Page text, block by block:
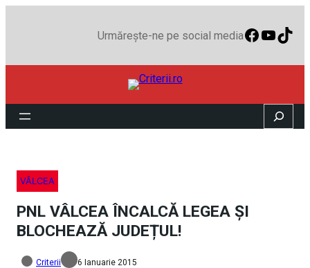
Urmărește-ne pe social media
Search
VÂLCEA
PNL VÂLCEA ÎNCALCĂ LEGEA ȘI
BLOCHEAZĂ JUDEȚUL!
Criterii 6 Ianuarie 2015